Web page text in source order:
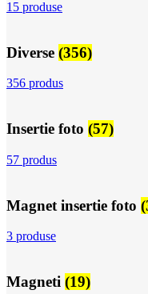
15 produse
Diverse (356)
356 produs
Insertie foto (57)
57 produs
Magnet insertie foto
3 produse
Magneti (19)